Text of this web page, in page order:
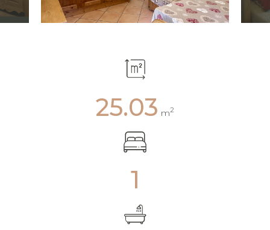
25.03 m2
1